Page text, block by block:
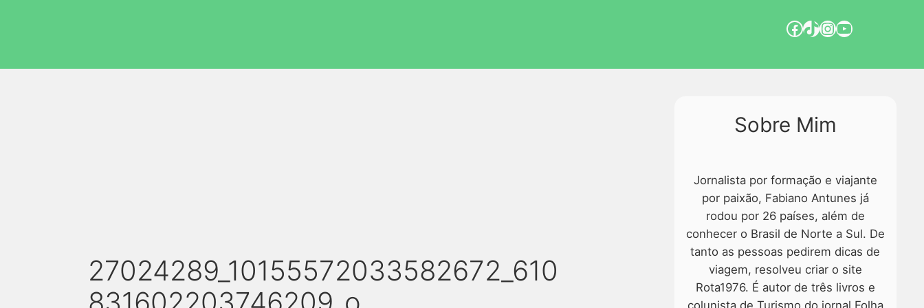
27024289_10155572033582672_610
Sobre Mim
Jornalista por formação e viajante
por paixão, Fabiano Antunes já
rodou por 26 países, além de
conhecer o Brasil de Norte a Sul. De
tanto as pessoas pedirem dicas de
viagem, resolveu criar o site
Rota1976. É autor de três livros e
colunista de Turismo do jornal Folha